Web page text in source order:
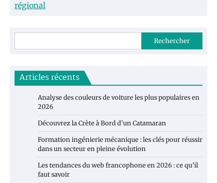
régional
Rechercher
Articles récents
Analyse des couleurs de voiture les plus populaires en
2026
Découvrez la Crète à Bord d’un Catamaran
Formation ingénierie mécanique : les clés pour réussir
dans un secteur en pleine évolution
Les tendances du web francophone en 2026 : ce qu’il
faut savoir